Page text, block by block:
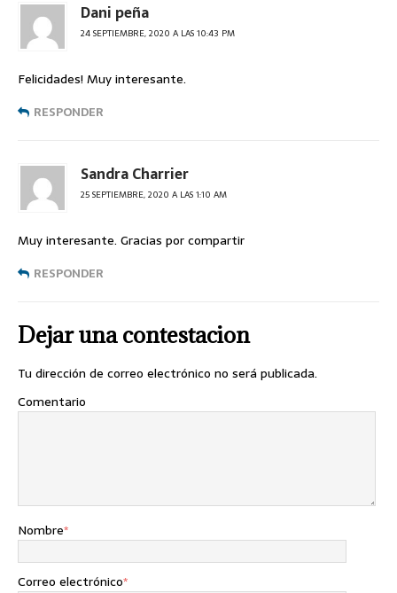
Dani peña
24 SEPTIEMBRE, 2020 A LAS 10:43 PM
Felicidades! Muy interesante.
RESPONDER
Sandra Charrier
25 SEPTIEMBRE, 2020 A LAS 1:10 AM
Muy interesante. Gracias por compartir
RESPONDER
Dejar una contestacion
Tu dirección de correo electrónico no será publicada.
Comentario
Nombre*
Correo electrónico*